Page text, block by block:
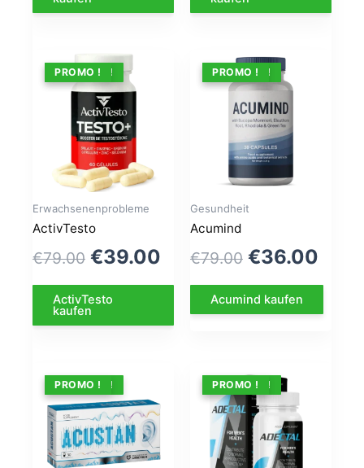
était :
est :
était :
est :
ANGEBOT !
PROMO !
Erwachsenenprobleme
ActivTesto
€79.00 Le
prix
initial
était :
€39.00
prix
actuel
est :
ActivTesto
kaufen
ANGEBOT !
PROMO !
Gesundheit
Acumind
€79.00 Le
prix
initial
€36.00
prix
Acumind kaufen
ANGEBOT !
PROMO ! ANGEBOT !
PROMO !